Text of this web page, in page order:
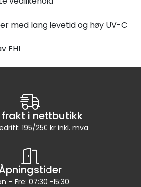
med lang levetid og høy UV-C
FHI
frakt i nettbutikk
195/250 kr inkl. mva
Åpningstider
– Fre: 07:30 -15:30